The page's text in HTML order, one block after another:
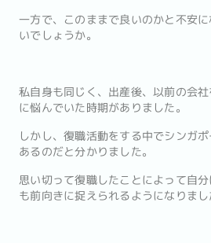
一方で、このままで良いのかと不安
いでしょうか。
私自身も同じく、出産後、以前の会
に悩んでいた時期がありました。
しかし、復職活動をする中でシンガ
あるのだと分かりました。
思い切って復職したことによって自
も前向きに捉えられるようになりまし